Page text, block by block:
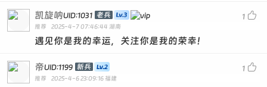
ALDCJVHOWEAKZ
ALDRLNKGVAWSZ
ALDEOBHTKVNGC
1 
凯旋呐UID:1031 老兵
推荐 2025-4-7 07:46:44 湖南
遇见你是我的幸运，关注你是我的荣幸！
1 
帝UID:1199 新兵
推荐 2025-4-6 23:09:16 福建